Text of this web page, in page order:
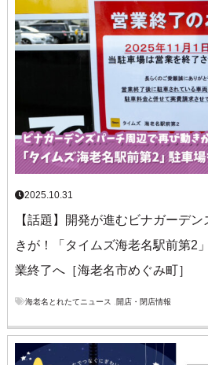
2025.10.31
【話題】開発が進むビナガーデ
きが！「タイムズ海老名駅前第2
業終了へ［海老名市めぐみ町］
海老名とれたてニュース 開店・閉店情報